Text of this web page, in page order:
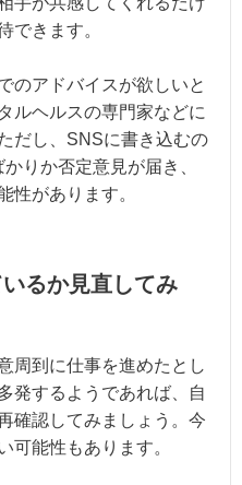
できます。
のアドバイスが欲しいと
ルヘルスの専門家などに
だし、SNSに書き込むの
りか否定意見が届き、
性があります。
るか見直してみ
周到に仕事を進めたとし
発するようであれば、自
確認してみましょう。今
可能性もあります。